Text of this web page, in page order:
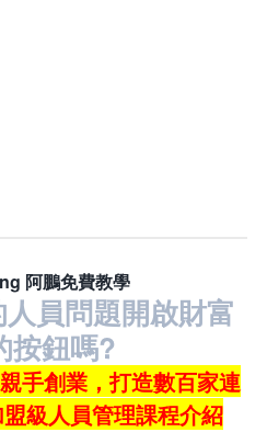
阿鵬免費教學
員問題開啟財富
按鈕嗎?
手創業，打造數百家連
級人員管理課程介紹